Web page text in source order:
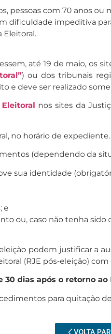
pessoas com 70 anos ou
dificuldade impeditiva
Eleitoral.
até 19 de maio, os
) ou dos tribunais
e deve ser realizado
nos sites da
no horário de expediente.
(dependendo da
sua identidade
e
ou, caso não tenha
podem justificar a
(RJE pós-eleição)
30 dias após o retorno ao
para quitação
VOLTA